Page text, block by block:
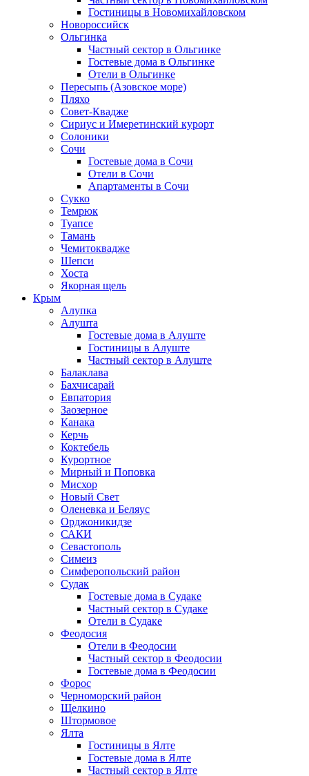
Гостиницы в Новомихайловском
Новороссийск
Ольгинка
Частный сектор в Ольгинке
Гостевые дома в Ольгинке
Отели в Ольгинке
Пересыпь (Азовское море)
Пляхо
Совет-Квадже
Сириус и Имеретинский курорт
Солоники
Сочи
Гостевые дома в Сочи
Отели в Сочи
Апартаменты в Сочи
Сукко
Темрюк
Туапсе
Тамань
Чемитоквадже
Шепси
Хоста
Якорная щель
Крым
Алупка
Алушта
Гостевые дома в Алуште
Гостиницы в Алуште
Частный сектор в Алуште
Балаклава
Бахчисарай
Евпатория
Заозерное
Канака
Керчь
Коктебель
Курортное
Мирный и Поповка
Мисхор
Новый Свет
Оленевка и Беляус
Орджоникидзе
САКИ
Севастополь
Симеиз
Симферопольский район
Судак
Гостевые дома в Судаке
Частный сектор в Судаке
Отели в Судаке
Феодосия
Отели в Феодосии
Частный сектор в Феодосии
Гостевые дома в Феодосии
Форос
Черноморский район
Щелкино
Штормовое
Ялта
Гостиницы в Ялте
Гостевые дома в Ялте
Частный сектор в Ялте